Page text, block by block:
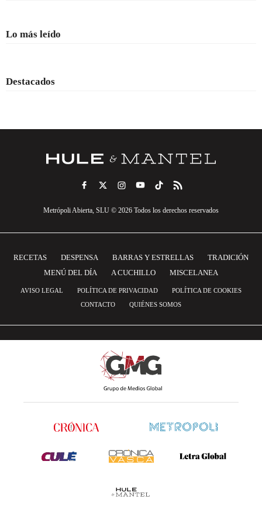
Lo más leído
Destacados
Metrópoli Abierta, SLU © 2026 Todos los derechos reservados
RECETAS DESPENSA BARRAS Y ESTRELLAS
TRADICIÓN
MENÚ DEL DÍA
A CUCHILLO MISCELANEA
AVISO LEGAL POLÍTICA DE PRIVACIDAD
POLÍTICA DE COOKIES
CONTACTO
QUIÉNES SOMOS